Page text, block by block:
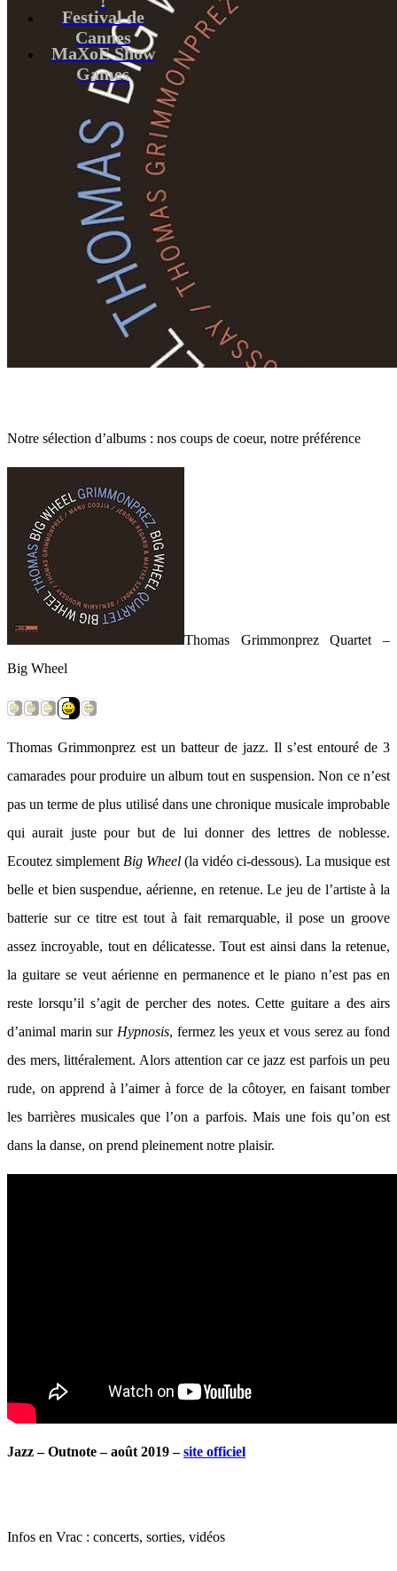
Festival de
Cannes
MaXoE Show
Games
Notre sélection d’albums : nos coups de coeur, notre préférence
Thomas Grimmonprez Quartet –
Big Wheel
Thomas Grimmonprez est un batteur de jazz. Il s’est entouré de 3
camarades pour produire un album tout en suspension. Non ce n’est
pas un terme de plus utilisé dans une chronique musicale improbable
qui aurait juste pour but de lui donner des lettres de noblesse.
Ecoutez simplement Big Wheel (la vidéo ci-dessous). La musique est
belle et bien suspendue, aérienne, en retenue. Le jeu de l’artiste à la
batterie sur ce titre est tout à fait remarquable, il pose un groove
assez incroyable, tout en délicatesse. Tout est ainsi dans la retenue,
la guitare se veut aérienne en permanence et le piano n’est pas en
reste lorsqu’il s’agit de percher des notes. Cette guitare a des airs
d’animal marin sur Hypnosis, fermez les yeux et vous serez au fond
des mers, littéralement. Alors attention car ce jazz est parfois un peu
rude, on apprend à l’aimer à force de la côtoyer, en faisant tomber
les barrières musicales que l’on a parfois. Mais une fois qu’on est
dans la danse, on prend pleinement notre plaisir.
Jazz – Outnote – août 2019 –site officiel
Infos en Vrac : concerts, sorties, vidéos